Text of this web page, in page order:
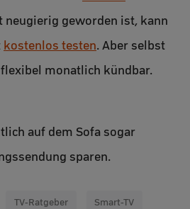
neugierig geworden ist, kann
kostenlos testen. Aber selbst
monatlich kündbar.
auf dem Sofa sogar
sparen.
TV-Ratgeber Smart-TV